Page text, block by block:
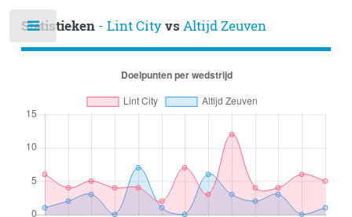
Statistieken- Lint CityvsAltijd Zeuven